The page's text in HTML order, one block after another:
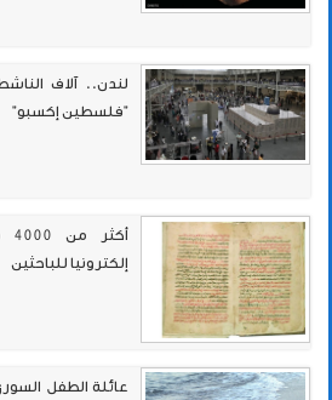
لندن.. آلاف
"فلسطين إكسبو"
إلكترونيا للباحثين
عائلة الطفل